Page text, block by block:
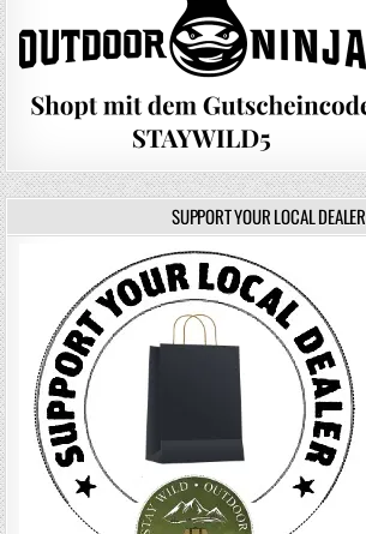
SUPPORT YOUR LOCAL DEALER